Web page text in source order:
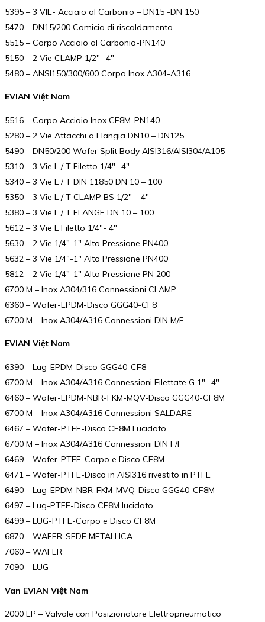
5395 – 3 VIE- Acciaio al Carbonio – DN15 -DN 150
5470 – DN15/200 Camicia di riscaldamento
5515 – Corpo Acciaio al Carbonio-PN140
5150 – 2 Vie CLAMP 1/2″- 4″
5480 – ANSI150/300/600 Corpo Inox A304-A316
EVIAN Việt Nam
5516 – Corpo Acciaio Inox CF8M-PN140
5280 – 2 Vie Attacchi a Flangia DN10 – DN125
5490 – DN50/200 Wafer Split Body AISI316/AISI304/A105
5310 – 3 Vie L / T Filetto 1/4″- 4″
5340 – 3 Vie L / T DIN 11850 DN 10 – 100
5350 – 3 Vie L / T CLAMP BS 1/2″ – 4″
5380 – 3 Vie L / T FLANGE DN 10 – 100
5612 – 3 Vie L Filetto 1/4″- 4″
5630 – 2 Vie 1/4″-1″ Alta Pressione PN400
5632 – 3 Vie 1/4″-1″ Alta Pressione PN400
5812 – 2 Vie 1/4″-1″ Alta Pressione PN 200
6700 M – Inox A304/316 Connessioni CLAMP
6360 – Wafer-EPDM-Disco GGG40-CF8
6700 M – Inox A304/A316 Connessioni DIN M/F
EVIAN Việt Nam
6390 – Lug-EPDM-Disco GGG40-CF8
6700 M – Inox A304/A316 Connessioni Filettate G 1″- 4″
6460 – Wafer-EPDM-NBR-FKM-MQV-Disco GGG40-CF8M
6700 M – Inox A304/A316 Connessioni SALDARE
6467 – Wafer-PTFE-Disco CF8M Lucidato
6700 M – Inox A304/A316 Connessioni DIN F/F
6469 – Wafer-PTFE-Corpo e Disco CF8M
6471 – Wafer-PTFE-Disco in AISI316 rivestito in PTFE
6490 – Lug-EPDM-NBR-FKM-MVQ-Disco GGG40-CF8M
6497 – Lug-PTFE-Disco CF8M lucidato
6499 – LUG-PTFE-Corpo e Disco CF8M
6870 – WAFER-SEDE METALLICA
7060 – WAFER
7090 – LUG
Van EVIAN Việt Nam
2000 EP – Valvole con Posizionatore Elettropneumatico